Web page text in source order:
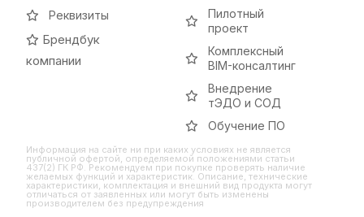
Реквизиты
Брендбук
компании
Пилотный
проект
Комплексный
BIM-консалтинг
Внедрение
тЭДО и СОД
Обучение ПО
Информация на сайте ни при каких условиях не является
публичной офертой, определяемой положениями статьи
437(2) ГК РФ. Рекомендуем при покупке проверять наличие
желаемых функций и характеристик. Описание, технические
характеристики, комплектация и внешний вид продукта могут
отличаться от заявленных или могут быть изменены
производителем без предупреждения